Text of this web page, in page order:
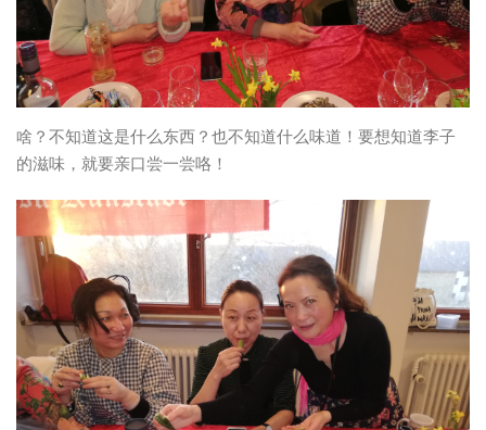
啥？不知道这是什么东西？也不知道什么味道！要想知道李子
的滋味，就要亲口尝一尝咯！